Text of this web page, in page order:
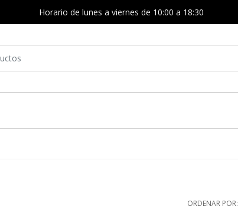
Horario de lunes a viernes de 10:00 a 18:30
ORDENAR POR: